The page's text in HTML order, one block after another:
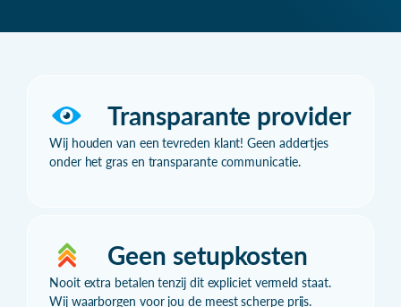
Transparante provider
Wij houden van een tevreden klant! Geen addertjes
onder het gras en transparante communicatie.
Geen setupkosten
Nooit extra betalen tenzij dit expliciet vermeld staat.
Wij waarborgen voor jou de meest scherpe prijs.